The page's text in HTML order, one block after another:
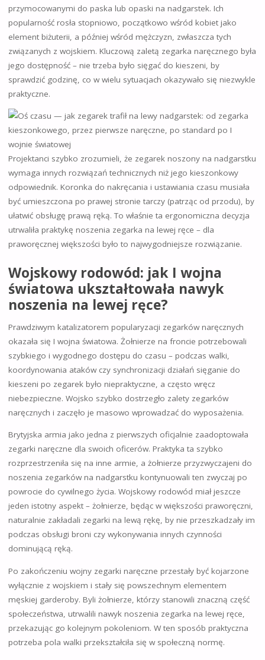
przymocowanymi do paska lub opaski na nadgarstek. Ich
popularność rosła stopniowo, początkowo wśród kobiet jako
element biżuterii, a później wśród mężczyzn, zwłaszcza tych
związanych z wojskiem. Kluczową zaletą zegarka naręcznego była
jego dostępność – nie trzeba było sięgać do kieszeni, by
sprawdzić godzinę, co w wielu sytuacjach okazywało się niezwykle
praktyczne.
Projektanci szybko zrozumieli, że zegarek noszony na nadgarstku
wymaga innych rozwiązań technicznych niż jego kieszonkowy
odpowiednik. Koronka do nakręcania i ustawiania czasu musiała
być umieszczona po prawej stronie tarczy (patrząc od przodu), by
ułatwić obsługę prawą ręką. To właśnie ta ergonomiczna decyzja
utrwaliła praktykę noszenia zegarka na lewej ręce – dla
praworęcznej większości było to najwygodniejsze rozwiązanie.
Wojskowy rodowód: jak I wojna
światowa ukształtowała nawyk
noszenia na lewej ręce?
Prawdziwym katalizatorem popularyzacji zegarków naręcznych
okazała się I wojna światowa. Żołnierze na froncie potrzebowali
szybkiego i wygodnego dostępu do czasu – podczas walki,
koordynowania ataków czy synchronizacji działań sięganie do
kieszeni po zegarek było niepraktyczne, a często wręcz
niebezpieczne. Wojsko szybko dostrzegło zalety zegarków
naręcznych i zaczęło je masowo wprowadzać do wyposażenia.
Brytyjska armia jako jedna z pierwszych oficjalnie zaadoptowała
zegarki naręczne dla swoich oficerów. Praktyka ta szybko
rozprzestrzeniła się na inne armie, a żołnierze przyzwyczajeni do
noszenia zegarków na nadgarstku kontynuowali ten zwyczaj po
powrocie do cywilnego życia. Wojskowy rodowód miał jeszcze
jeden istotny aspekt – żołnierze, będąc w większości praworęczni,
naturalnie zakładali zegarki na lewą rękę, by nie przeszkadzały im
podczas obsługi broni czy wykonywania innych czynności
dominującą ręką.
Po zakończeniu wojny zegarki naręczne przestały być kojarzone
wyłącznie z wojskiem i stały się powszechnym elementem
męskiej garderoby. Byli żołnierze, którzy stanowili znaczną część
społeczeństwa, utrwalili nawyk noszenia zegarka na lewej ręce,
przekazując go kolejnym pokoleniom. W ten sposób praktyczna
potrzeba pola walki przekształciła się w społeczną normę.